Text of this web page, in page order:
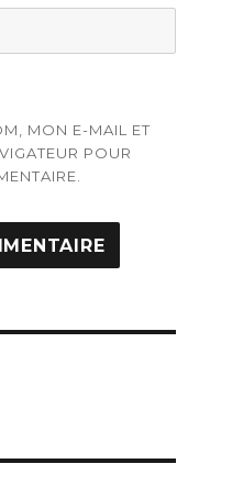
MON E-MAIL ET
POUR